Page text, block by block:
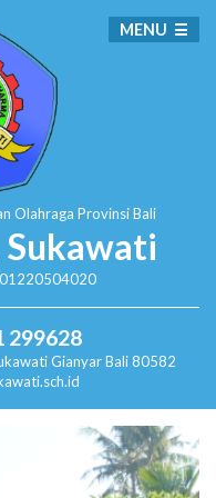
Olahraga Provinsi Bali
Sukawati
299628
Gianyar Bali 80582
MENU